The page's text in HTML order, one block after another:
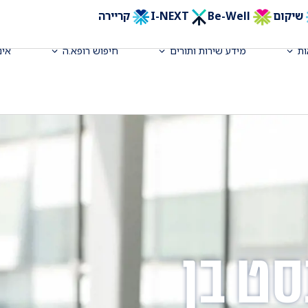
שיקום Be-Well קריירה
מידע שירות ותורים חיפוש רופא.ה
בן